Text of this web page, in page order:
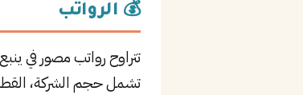
💰 الرواتب
تتراوح رواتب مصور في
تشمل حجم الشركة،